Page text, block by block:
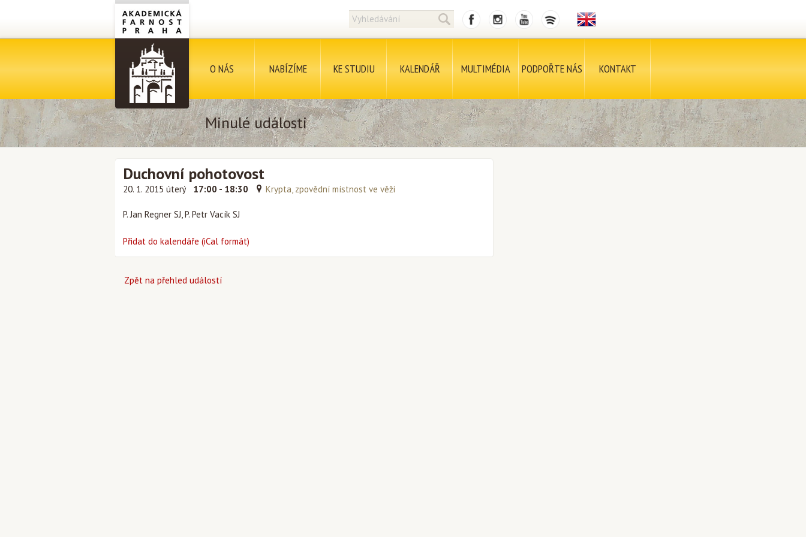
O NÁS NABÍZÍME KE STUDIU KALENDÁŘ MULTIMÉDIA PODPOŘTE NÁS KONTAKT
Minulé události
Duchovní pohotovost
20. 1. 2015 úterý 17:00 - 18:30 Krypta, zpovědní místnost ve věži
P. Jan Regner SJ, P. Petr Vacík SJ
Přidat do kalendáře (iCal formát)
Zpět na přehled událostí